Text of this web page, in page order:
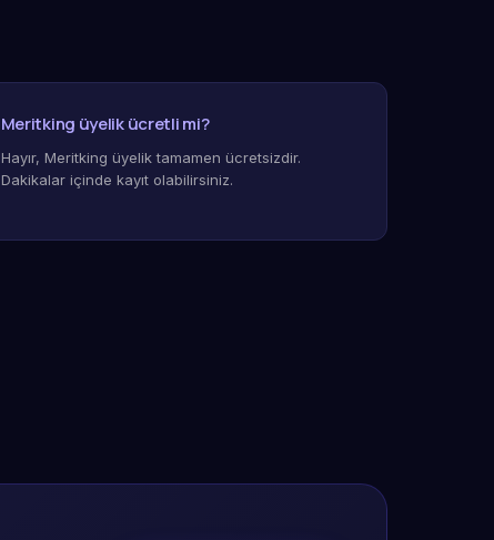
Meritking üyelik ücretli mi?
Hayır, Meritking üyelik tamamen ücretsizdir.
Dakikalar içinde kayıt olabilirsiniz.